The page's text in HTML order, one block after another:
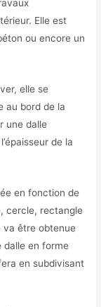
Elle est
ou encore un
elle se
au bord de la
une dalle
de la
en fonction de
cercle, rectangle
va être obtenue
dalle en forme
en subdivisant